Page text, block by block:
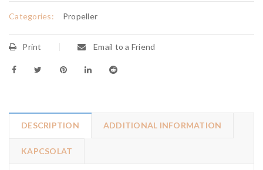
Categories: Propeller
Print Email to a Friend
DESCRIPTION ADDITIONAL INFORMATION
KAPCSOLAT